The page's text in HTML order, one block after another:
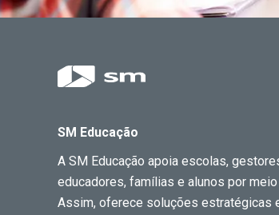
SM Educação
A SM Educação apoia escolas,
educadores, famílias e alunos por
Assim, oferece soluções estratégicas